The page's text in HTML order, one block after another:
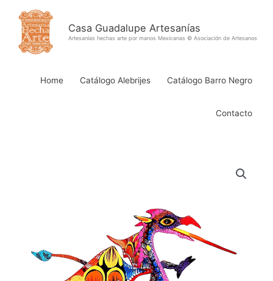
contenido
Casa Guadalupe Artesanías
Artesanías hechas arte por manos Mexicanas © Asociación de Artesanos
Home Catálogo Alebrijes Catálogo Barro Negro
Contacto